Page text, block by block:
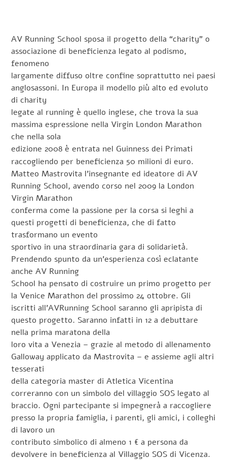
AV Running School sposa il progetto della “charity” o
associazione di beneficienza legato al podismo,
fenomeno
largamente diffuso oltre confine soprattutto nei paesi
anglosassoni. In Europa il modello più alto ed evoluto
di charity
legate al running è quello inglese, che trova la sua
massima espressione nella Virgin London Marathon
che nella sola
edizione 2008 è entrata nel Guinness dei Primati
raccogliendo per beneficienza 50 milioni di euro.
Matteo Mastrovita l’insegnante ed ideatore di AV
Running School, avendo corso nel 2009 la London
Virgin Marathon
conferma come la passione per la corsa si leghi a
questi progetti di beneficienza, che di fatto
trasformano un evento
sportivo in una straordinaria gara di solidarietà.
Prendendo spunto da un’esperienza così eclatante
anche AV Running
School ha pensato di costruire un primo progetto per
la Venice Marathon del prossimo 24 ottobre. Gli
iscritti all’AVRunning School saranno gli apripista di
questo progetto. Saranno infatti in 12 a debuttare
nella prima maratona della
loro vita a Venezia – grazie al metodo di allenamento
Galloway applicato da Mastrovita – e assieme agli altri
tesserati
della categoria master di Atletica Vicentina
correranno con un simbolo del villaggio SOS legato al
braccio. Ogni partecipante si impegnerà a raccogliere
presso la propria famiglia, i parenti, gli amici, i colleghi
di lavoro un
contributo simbolico di almeno 1 € a persona da
devolvere in beneficienza al Villaggio SOS di Vicenza.